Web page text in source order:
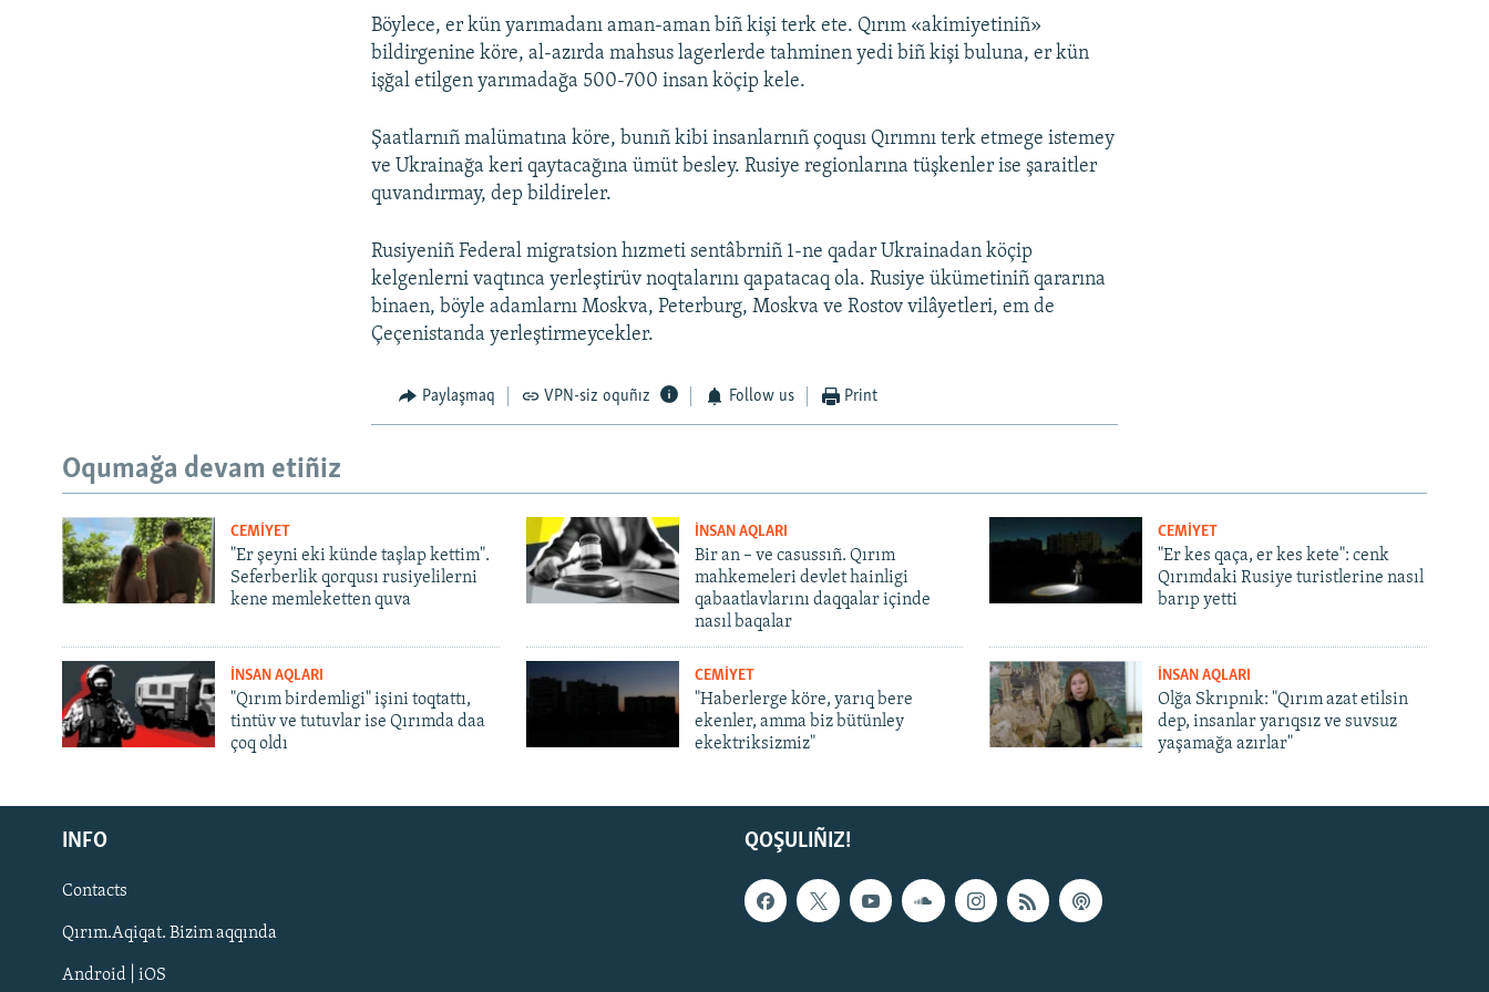
Русский
Українською
QOŞULIÑIZ!
Böylece, er kün yarımadanı aman-aman biñ kişi terk ete. Qırım «akimiyetiniñ»
bildirgenine köre, al-azırda mahsus lagerlerde tahminen yedi biñ kişi buluna, er kün
işğal etilgen yarımadağa 500-700 insan köçip kele.
Şaatlarnıñ malümatına köre, bunıñ kibi insanlarnıñ çoqusı Qırımnı terk etmege istemey
ve Ukrainağa keri qaytacağına ümüt besley. Rusiye regionlarına tüşkenler ise şaraitler
quvandırmay, dep bildireler.
Rusiyeniñ Federal migratsion hızmeti sentâbrniñ 1-ne qadar Ukrainadan köçip
kelgenlerni vaqtınca yerleştirüv noqtalarını qapatacaq ola. Rusiye ükümetiniñ qararına
binaen, böyle adamlarnı Moskva, Peterburg, Moskva ve Rostov vilâyetleri, em de
Çeçenistanda yerleştirmeycekler.
Paylaşmaq VPN-siz oquñız Follow us Print
Oqumağa devam etiñiz
CEMİYET
"Er şeyni eki künde taşlap kettim".
Seferberlik qorqusı rusiyelilerni
kene memleketten quva
İNSAN AQLARI
Bir an – ve casussıñ. Qırım
mahkemeleri devlet hainligi
qabaatlavlarını daqqalar içinde
nasıl baqalar
CEMİYET
"Er kes qaça, er kes kete": cenk
Qırımdaki Rusiye turistlerine nasıl
barıp yetti
İNSAN AQLARI
"Qırım birdemligi" işini toqtattı,
tintüv ve tutuvlar ise Qırımda daa
çoq oldı
CEMİYET
"Haberlerge köre, yarıq bere
ekenler, amma biz bütünley
ekektriksizmiz"
İNSAN AQLARI
Olğa Skrıpnık: "Qırım azat etilsin
dep, insanlar yarıqsız ve suvsuz
yaşamağa azırlar"
QOŞULIÑIZ!
INFO
Contacts
Qırım.Aqiqat. Bizim aqqında
Android | iOS